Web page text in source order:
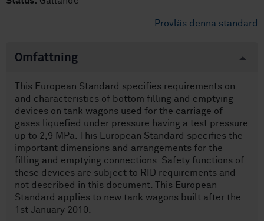
Provläs denna standard
Omfattning
This European Standard specifies requirements on
and characteristics of bottom filling and emptying
devices on tank wagons used for the carriage of
gases liquefied under pressure having a test pressure
up to 2,9 MPa. This European Standard specifies the
important dimensions and arrangements for the
filling and emptying connections. Safety functions of
these devices are subject to RID requirements and
not described in this document. This European
Standard applies to new tank wagons built after the
1st January 2010.